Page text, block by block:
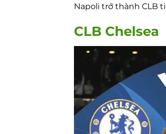
Napoli trở thành CLB
CLB Chelsea